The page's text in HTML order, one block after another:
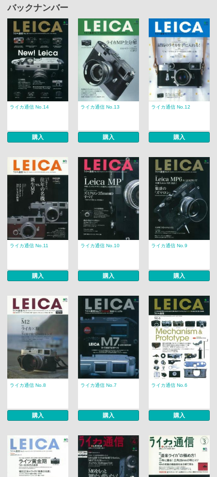
バックナンバー
ライカ通信 No.14
購入
ライカ通信 No.13
購入
ライカ通信 No.12
購入
ライカ通信 No.11
購入
ライカ通信 No.10
購入
ライカ通信 No.9
購入
ライカ通信 No.8
購入
ライカ通信 No.7
購入
ライカ通信 No.6
購入